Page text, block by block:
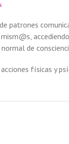
patrones
de
físicas y